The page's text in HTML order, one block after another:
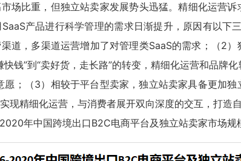
场比重，但独立站卖家发展势头迅猛。精细化运营
产品进行科学管理的需求日渐提升，原因有以下
道，多渠道运营增加了对管理类SaaS的需求；（2
钱”到“卖好货，走长路”的转变，精细化运营和品牌
愿；（3）相较于平台型卖家，独立站卖家具备更加
现精细化运营，与消费者展开双向深度的交互，打造自
年中国跨境出口B2C电商平台及独立站卖家市场规